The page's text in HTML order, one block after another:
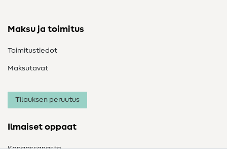
Maksu ja toimitus
Toimitustiedot
Maksutavat
Tilauksen peruutus
Ilmaiset oppaat
Kangassanasto